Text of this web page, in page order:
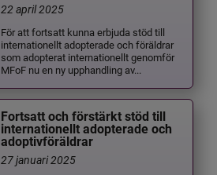
22 april 2025
För att fortsatt kunna erbjuda stöd till
internationellt adopterade och föräldrar
som adopterat internationellt genomför
MFoF nu en ny upphandling av...
Fortsatt och förstärkt stöd till
internationellt adopterade och
adoptivföräldrar
27 januari 2025